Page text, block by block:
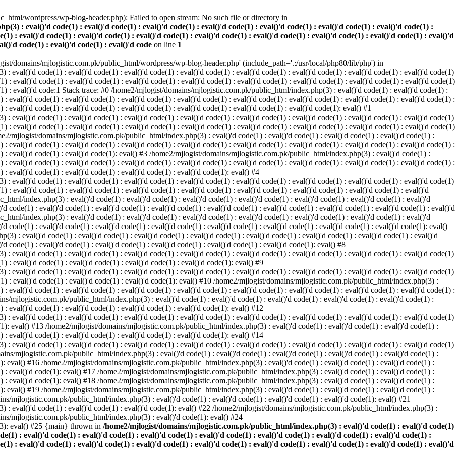
wordpress/wp-blog-header.php): Failed to open stream: No such file or directory in
: eval()'d code(1) : eval()'d code(1) : eval()'d code(1) : eval()'d code(1) : eval()'d code(1) : eval()'d code(1) : eval()'d code(1) :
: eval()'d code(1) : eval()'d code(1) : eval()'d code(1) : eval()'d code(1) : eval()'d code(1) : eval()'d code(1) : eval()'d code(1) : eval()'d
code(1) : eval()'d code(1) : eval()'d code on line 1
domains/mjlogistic.com.pk/public_html/wordpress/wp-blog-header.php' (include_path='.:/usr/local/php80/lib/php') in
eval()'d code(1) : eval()'d code(1) : eval()'d code(1) : eval()'d code(1) : eval()'d code(1) : eval()'d code(1) : eval()'d code(1) : eval()'d code(1)
: eval()'d code(1) : eval()'d code(1) : eval()'d code(1) : eval()'d code(1) : eval()'d code(1) : eval()'d code(1) : eval()'d code(1) : eval()'d code(1)
: eval()'d code:1 Stack trace: #0 /home2/mjlogist/domains/mjlogistic.com.pk/public_html/index.php(3) : eval()'d code(1) : eval()'d code(1) :
eval()'d code(1) : eval()'d code(1) : eval()'d code(1) : eval()'d code(1) : eval()'d code(1) : eval()'d code(1) : eval()'d code(1) : eval()'d code(1) :
eval()'d code(1) : eval()'d code(1) : eval()'d code(1) : eval()'d code(1) : eval()'d code(1) : eval()'d code(1): eval() #1
eval()'d code(1) : eval()'d code(1) : eval()'d code(1) : eval()'d code(1) : eval()'d code(1) : eval()'d code(1) : eval()'d code(1) : eval()'d code(1)
: eval()'d code(1) : eval()'d code(1) : eval()'d code(1) : eval()'d code(1) : eval()'d code(1) : eval()'d code(1) : eval()'d code(1) : eval()'d code(1)
mjlogist/domains/mjlogistic.com.pk/public_html/index.php(3) : eval()'d code(1) : eval()'d code(1) : eval()'d code(1) : eval()'d code(1) :
eval()'d code(1) : eval()'d code(1) : eval()'d code(1) : eval()'d code(1) : eval()'d code(1) : eval()'d code(1) : eval()'d code(1) : eval()'d code(1) :
eval()'d code(1) : eval()'d code(1): eval() #3 /home2/mjlogist/domains/mjlogistic.com.pk/public_html/index.php(3) : eval()'d code(1) :
eval()'d code(1) : eval()'d code(1) : eval()'d code(1) : eval()'d code(1) : eval()'d code(1) : eval()'d code(1) : eval()'d code(1) : eval()'d code(1) :
eval()'d code(1) : eval()'d code(1) : eval()'d code(1) : eval()'d code(1): eval() #4
eval()'d code(1) : eval()'d code(1) : eval()'d code(1) : eval()'d code(1) : eval()'d code(1) : eval()'d code(1) : eval()'d code(1) : eval()'d code(1)
: eval()'d code(1) : eval()'d code(1) : eval()'d code(1) : eval()'d code(1) : eval()'d code(1) : eval()'d code(1) : eval()'d code(1) : eval()'d
index.php(3) : eval()'d code(1) : eval()'d code(1) : eval()'d code(1) : eval()'d code(1) : eval()'d code(1) : eval()'d code(1) : eval()'d
code(1) : eval()'d code(1) : eval()'d code(1) : eval()'d code(1) : eval()'d code(1) : eval()'d code(1) : eval()'d code(1) : eval()'d code(1) : eval()'d
index.php(3) : eval()'d code(1) : eval()'d code(1) : eval()'d code(1) : eval()'d code(1) : eval()'d code(1) : eval()'d code(1) : eval()'d
code(1) : eval()'d code(1) : eval()'d code(1) : eval()'d code(1) : eval()'d code(1) : eval()'d code(1) : eval()'d code(1) : eval()'d code(1): eval()
: eval()'d code(1) : eval()'d code(1) : eval()'d code(1) : eval()'d code(1) : eval()'d code(1) : eval()'d code(1) : eval()'d code(1) : eval()'d
code(1) : eval()'d code(1) : eval()'d code(1) : eval()'d code(1) : eval()'d code(1) : eval()'d code(1): eval() #8
eval()'d code(1) : eval()'d code(1) : eval()'d code(1) : eval()'d code(1) : eval()'d code(1) : eval()'d code(1) : eval()'d code(1) : eval()'d code(1)
: eval()'d code(1) : eval()'d code(1) : eval()'d code(1) : eval()'d code(1): eval() #9
eval()'d code(1) : eval()'d code(1) : eval()'d code(1) : eval()'d code(1) : eval()'d code(1) : eval()'d code(1) : eval()'d code(1) : eval()'d code(1)
: eval()'d code(1) : eval()'d code(1) : eval()'d code(1): eval() #10 /home2/mjlogist/domains/mjlogistic.com.pk/public_html/index.php(3) :
eval()'d code(1) : eval()'d code(1) : eval()'d code(1) : eval()'d code(1) : eval()'d code(1) : eval()'d code(1) : eval()'d code(1) : eval()'d code(1) :
mjlogistic.com.pk/public_html/index.php(3) : eval()'d code(1) : eval()'d code(1) : eval()'d code(1) : eval()'d code(1) : eval()'d code(1) :
eval()'d code(1) : eval()'d code(1) : eval()'d code(1) : eval()'d code(1): eval() #12
eval()'d code(1) : eval()'d code(1) : eval()'d code(1) : eval()'d code(1) : eval()'d code(1) : eval()'d code(1) : eval()'d code(1) : eval()'d code(1)
eval() #13 /home2/mjlogist/domains/mjlogistic.com.pk/public_html/index.php(3) : eval()'d code(1) : eval()'d code(1) : eval()'d code(1) :
eval()'d code(1) : eval()'d code(1) : eval()'d code(1) : eval()'d code(1): eval() #14
eval()'d code(1) : eval()'d code(1) : eval()'d code(1) : eval()'d code(1) : eval()'d code(1) : eval()'d code(1) : eval()'d code(1) : eval()'d code(1)
mjlogistic.com.pk/public_html/index.php(3) : eval()'d code(1) : eval()'d code(1) : eval()'d code(1) : eval()'d code(1) : eval()'d code(1) :
eval() #16 /home2/mjlogist/domains/mjlogistic.com.pk/public_html/index.php(3) : eval()'d code(1) : eval()'d code(1) : eval()'d code(1) :
eval()'d code(1): eval() #17 /home2/mjlogist/domains/mjlogistic.com.pk/public_html/index.php(3) : eval()'d code(1) : eval()'d code(1) :
eval()'d code(1): eval() #18 /home2/mjlogist/domains/mjlogistic.com.pk/public_html/index.php(3) : eval()'d code(1) : eval()'d code(1) :
eval() #19 /home2/mjlogist/domains/mjlogistic.com.pk/public_html/index.php(3) : eval()'d code(1) : eval()'d code(1) : eval()'d code(1) :
mjlogistic.com.pk/public_html/index.php(3) : eval()'d code(1) : eval()'d code(1) : eval()'d code(1) : eval()'d code(1): eval() #21
: eval()'d code(1) : eval()'d code(1) : eval()'d code(1): eval() #22 /home2/mjlogist/domains/mjlogistic.com.pk/public_html/index.php(3) :
mjlogistic.com.pk/public_html/index.php(3) : eval()'d code(1): eval() #24
eval() #25 {main} thrown in /home2/mjlogist/domains/mjlogistic.com.pk/public_html/index.php(3) : eval()'d code(1) : eval()'d code(1)
: eval()'d code(1) : eval()'d code(1) : eval()'d code(1) : eval()'d code(1) : eval()'d code(1) : eval()'d code(1) : eval()'d code(1) :
: eval()'d code(1) : eval()'d code(1) : eval()'d code(1) : eval()'d code(1) : eval()'d code(1) : eval()'d code(1) : eval()'d code(1) : eval()'d